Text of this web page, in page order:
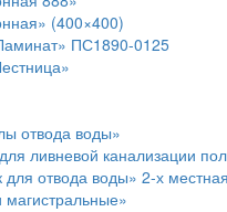
(400×400)
ПС1890-0125
отвода воды»
ливневой канализации
отвода воды» 2-х